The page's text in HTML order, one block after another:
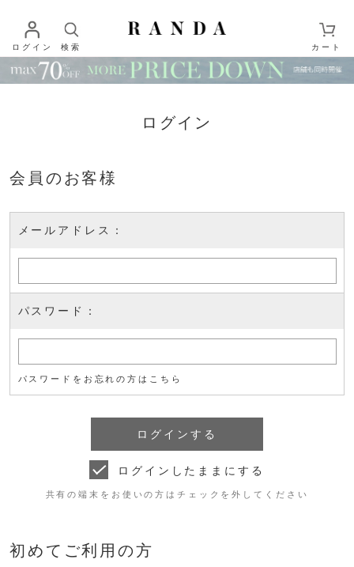
ログイン 検索 カート
ログイン
会員のお客様
メールアドレス：
パスワード：
パスワードをお忘れの方はこちら
ログインしたままにする
共有の端末をお使いの方はチェックを外してください
初めてご利用の方